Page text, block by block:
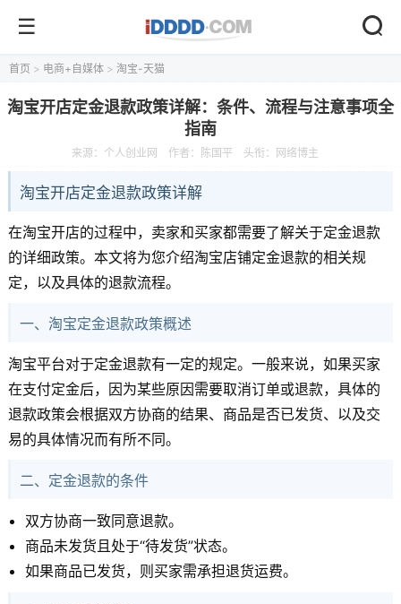
首页 > 电商+自媒体 > 淘宝-天猫
淘宝开店定金退款政策详解：条件、流程与注意事项全
指南
来源： 个人创业网 作者：陈国平 头衔：网络博主
淘宝开店定金退款政策详解
在淘宝开店的过程中，卖家和买家都需要了解关于定金退款
的详细政策。本文将为您介绍淘宝店铺定金退款的相关规
定，以及具体的退款流程。
一、淘宝定金退款政策概述
淘宝平台对于定金退款有一定的规定。一般来说，如果买家
在支付定金后，因为某些原因需要取消订单或退款，具体的
退款政策会根据双方协商的结果、商品是否已发货、以及交
易的具体情况而有所不同。
二、定金退款的条件
双方协商一致同意退款。
商品未发货且处于“待发货”状态。
如果商品已发货，则买家需承担退货运费。